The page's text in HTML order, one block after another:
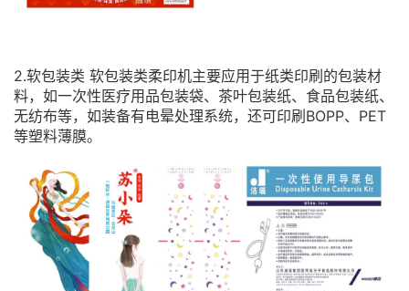
2.软包装类 软包装类柔印机主要应用于纸类印刷的包装材
料，如一次性医疗用品包装袋、茶叶包装纸、食品包装纸、
无纺布等，如装备有电晕处理系统，还可印刷BOPP、PET
等塑料薄膜。